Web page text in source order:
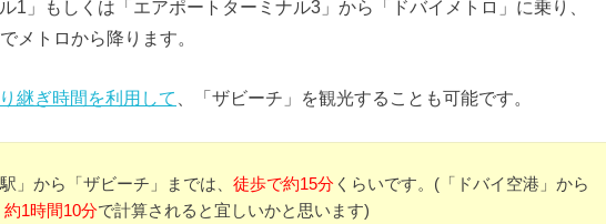
1」もしくは「エアポートターミナル3」から「ドバイメトロ」に乗り、
メトロから降ります。
継ぎ時間を利用して 、「ザビーチ」を観光することも可能です。
」から「ザビーチ」までは、 徒歩で約15分くらいです。(「ドバイ空港」から
約1時間10分で計算されると宜しいかと思います)